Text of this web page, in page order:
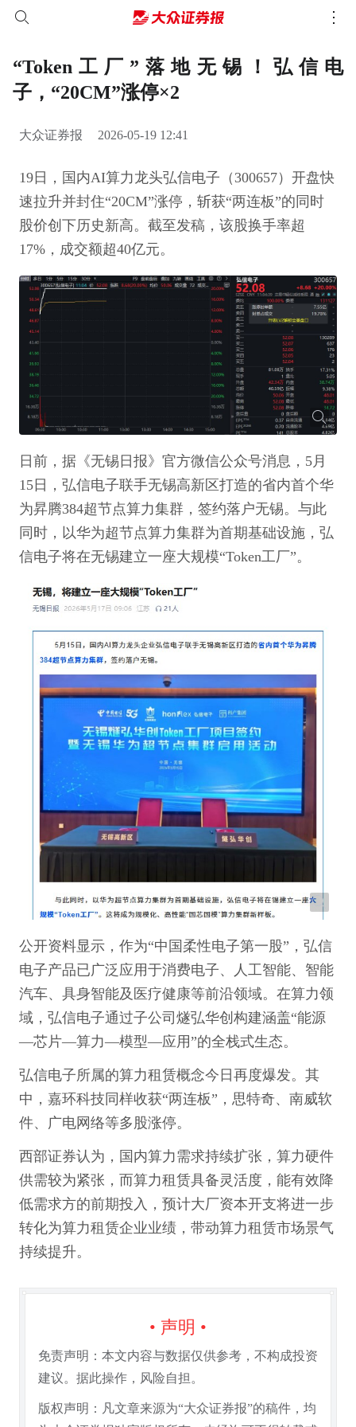
“Token工厂”落地无锡！弘信电
子，“20CM”涨停×2
大众证券报 2026-05-19 12:41
19日，国内AI算力龙头弘信电子（300657）开盘快
速拉升并封住“20CM”涨停，斩获“两连板”的同时
股价创下历史新高。截至发稿，该股换手率超
17%，成交额超40亿元。
日前，据《无锡日报》官方微信公众号消息，5月
15日，弘信电子联手无锡高新区打造的省内首个华
为昇腾384超节点算力集群，签约落户无锡。与此
同时，以华为超节点算力集群为首期基础设施，弘
信电子将在无锡建立一座大规模“Token工厂”。
公开资料显示，作为“中国柔性电子第一股”，弘信
电子产品已广泛应用于消费电子、人工智能、智能
汽车、具身智能及医疗健康等前沿领域。在算力领
域，弘信电子通过子公司燧弘华创构建涵盖“能源
—芯片—算力—模型—应用”的全栈式生态。
弘信电子所属的算力租赁概念今日再度爆发。其
中，嘉环科技同样收获“两连板”，思特奇、南威软
件、广电网络等多股涨停。
西部证券认为，国内算力需求持续扩张，算力硬件
供需较为紧张，而算力租赁具备灵活度，能有效降
低需求方的前期投入，预计大厂资本开支将进一步
转化为算力租赁企业业绩，带动算力租赁市场景气
持续提升。
• 声明 •
免责声明：本文内容与数据仅供参考，不构成投资
建议。据此操作，风险自担。
版权声明：凡文章来源为“大众证券报”的稿件，均